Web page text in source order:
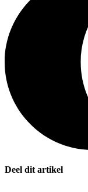
Deel dit artikel